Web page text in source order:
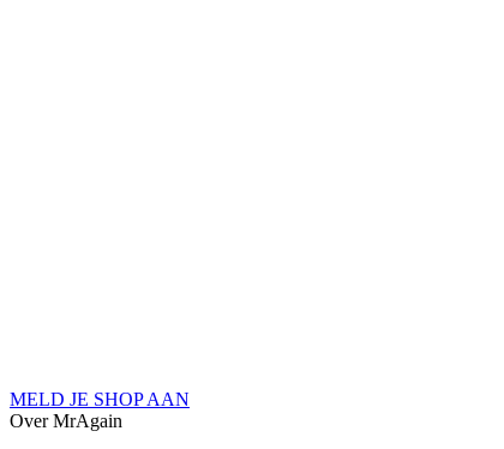
MELD JE SHOP AAN
Over MrAgain